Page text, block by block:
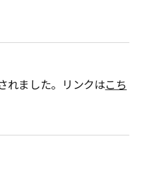
れました。リンクはこち